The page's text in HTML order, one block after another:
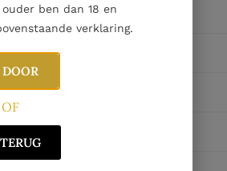
ben dan 18 en
verklaring.
DOOR
OF